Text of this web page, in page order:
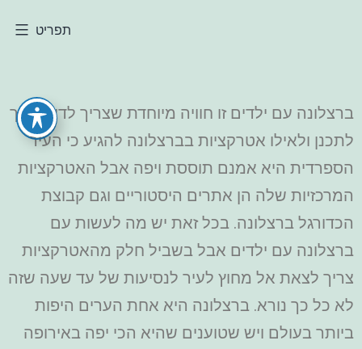
תפריט
ברצלונה עם ילדים זו חוויה מיוחדת שצריך לדעת איך
לתכנן ולאילו אטרקציות בברצלונה להגיע כי העיר
הספרדית היא אמנם תוססת ויפה אבל האטרקציות
המרכזיות שלה הן אתרים היסטוריים וגם קבוצת
הכדורגל ברצלונה. בכל זאת יש מה לעשות עם
ברצלונה עם ילדים אבל בשביל חלק מהאטרקציות
צריך לצאת אל מחוץ לעיר לנסיעות של עד שעה שזה
לא כל כך נורא. ברצלונה היא אחת הערים היפות
ביותר בעולם ויש שטוענים שהיא הכי יפה באירופה